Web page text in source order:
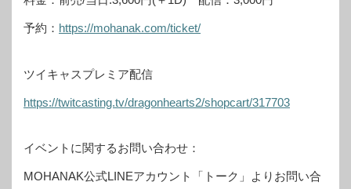
予約： https://mohanak.com/ticket/
ツイキャスプレミア配信
https://twitcasting.tv/dragonhearts2/shopcart/317703
イベントに関するお問い合わせ：
MOHANAK公式LINEアカウント「トーク」よりお問い合